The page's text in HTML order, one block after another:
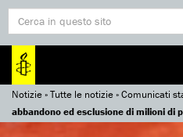
Notizie»Tutte le notizie»Comunicati
abbandono ed esclusione di milioni di